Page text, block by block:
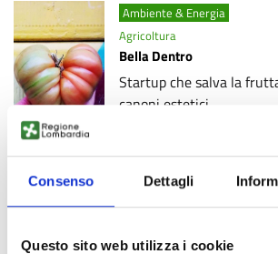
Consenso Dettagli
Questo sito web utilizza i cookie
Ambiente & Energia
Agricoltura
Bella Dentro
Startup che salva la
canoni estetici
Formazione e lavoro